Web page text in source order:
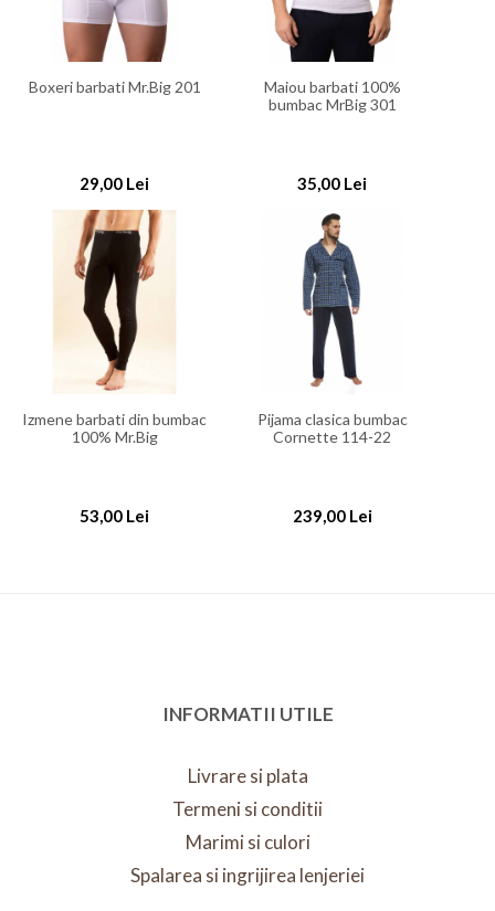
Boxeri barbati Mr.Big 201
29,00 Lei
Maiou barbati 100%
bumbac MrBig 301
35,00 Lei
Izmene barbati din bumbac
100% Mr.Big
53,00 Lei
Pijama clasica bumbac
Cornette 114-22
239,00 Lei
INFORMATII UTILE
Livrare si plata
Termeni si conditii
Marimi si culori
Spalarea si ingrijirea lenjeriei